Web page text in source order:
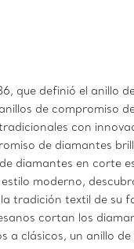
que definió el anillo
de compromiso
con
de diamantes
diamantes en corte
moderno,
tradición textil de su
cortan los
a clásicos, un anillo